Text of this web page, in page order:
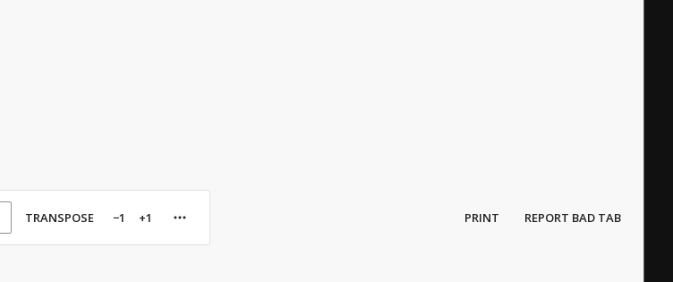
TRANSPOSE −1 +1 PRINT REPORT BAD TAB